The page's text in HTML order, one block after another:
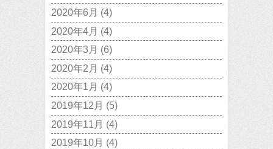
2020年6月 (4)
2020年4月 (4)
2020年3月 (6)
2020年2月 (4)
2020年1月 (4)
2019年12月 (5)
2019年11月 (4)
2019年10月 (4)